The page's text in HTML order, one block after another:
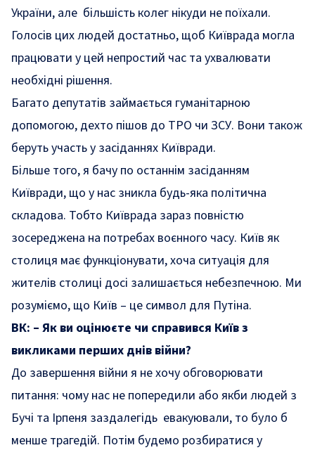
України, але більшість колег нікуди не поїхали.
Голосів цих людей достатньо, щоб Київрада могла
працювати у цей непростий час та ухвалювати
необхідні рішення.
Багато депутатів займається гуманітарною
допомогою, дехто пішов до ТРО чи ЗСУ. Вони також
беруть участь у засіданнях Київради.
Більше того, я бачу по останнім засіданням
Київради, що у нас зникла будь-яка політична
складова. Тобто Київрада зараз повністю
зосереджена на потребах воєнного часу. Київ як
столиця має функціонувати, хоча ситуація для
жителів столиці досі залишається небезпечною. Ми
розуміємо, що Київ – це символ для Путіна.
ВК: – Як ви оцінюєте чи справився Київ з
викликами перших днів війни?
До завершення війни я не хочу обговорювати
питання: чому нас не попередили або якби людей з
Бучі та Ірпеня заздалегідь евакуювали, то було б
менше трагедій. Потім будемо розбиратися у